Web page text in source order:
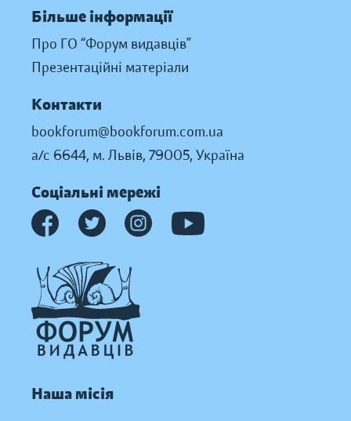
Більше інформації
Про ГО “Форум видавців”
Презентаційні матеріали
Контакти
bookforum@bookforum.com.ua
а/с 6644, м. Львів, 79005, Україна
Соціальні мережі
Наша місія